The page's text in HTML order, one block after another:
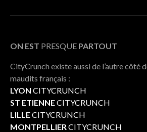
ON EST PRESQUE PARTOUT
CityCrunch existe aussi de l’autre côté
maudits français :
LYON CITYCRUNCH
ST ETIENNECITYCRUNCH
LILLECITYCRUNCH
MONTPELLIERCITYCRUNCH